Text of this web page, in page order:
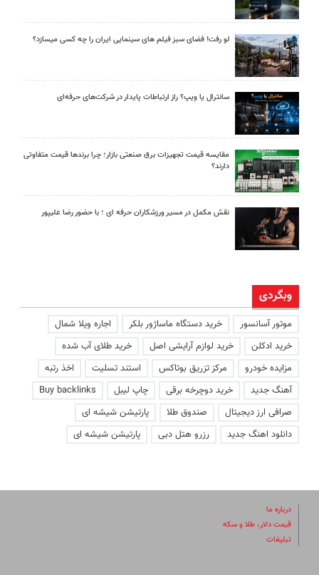
لو رفت! فضای سبز فیلم های سینمایی ایران را چه کسی میسازد؟
سانترال یا ویپ؟ راز ارتباطات پایدار در شرکت‌های حرفه‌ای
مقایسه قیمت تجهیزات برق صنعتی بازار؛ چرا برندها قیمت متفاوتی
دارند؟
نقش مکمل در مسیر ورزشکاران حرفه ای ؛ با حضور رضا علیپور
وبگردی
موتور آسانسور خرید دستگاه ماساژور بلکر
اجاره ویلا شمال
خرید ادکلن
خرید لوازم آرایشی اصل
خرید طلای آب شده
مزایده خودرو
مرکز تزریق بوتاکس استند تسلیت
اخذ رتبه
آهنگ جدید
خرید دوچرخه برقی چاپ لیبل
Buy backlinks
صرافی ارز دیجیتال
صندوق طلا
پارتیشن شیشه ای
دانلود اهنگ جدید
رزرو هتل دبی پارتیشن شیشه ای
درباره ما
قیمت دلار، طلا و سکه
تبلیغات